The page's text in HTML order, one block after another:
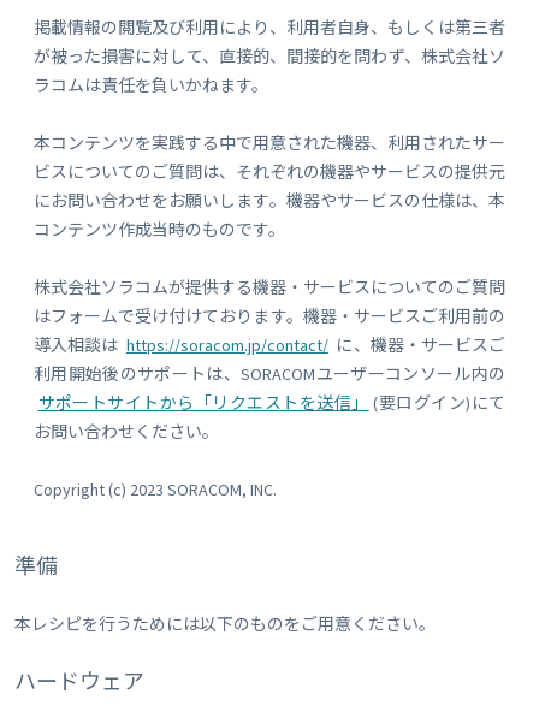
掲載情報の閲覧及び利用により、利用者自身、もしくは第三者
が被った損害に対して、直接的、間接的を問わず、株式会社ソ
ラコムは責任を負いかねます。
本コンテンツを実践する中で用意された機器、利用されたサー
ビスについてのご質問は、それぞれの機器やサービスの提供元
にお問い合わせをお願いします。機器やサービスの仕様は、本
コンテンツ作成当時のものです。
株式会社ソラコムが提供する機器・サービスについてのご質問
はフォームで受け付けております。機器・サービスご利用前の
導入相談は https://soracom.jp/contact/ に、機器・サービスご
利用開始後のサポートは、SORACOMユーザーコンソール内の
サポートサイトから「リクエストを送信」
(要ログイン)にて
お問い合わせください。
Copyright (c) 2023 SORACOM, INC.
準備
本レシピを行うためには以下のものをご用意ください。
ハードウェア